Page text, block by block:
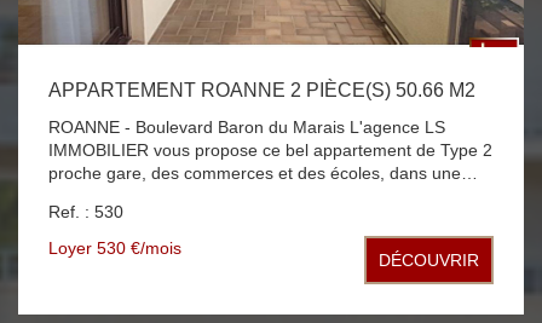
APPARTEMENT ROANNE 2 PIÈCE(S) 50.66 M2
ROANNE - Boulevard Baron du Marais L'agence LS
IMMOBILIER vous propose ce bel appartement de Type 2
proche gare, des commerces et des écoles, dans une
vidéophone. D'une surface habitable de 50 m², il se
compose d'une entrée avec placard, d'une cuisine
aménagée, d'un séjour et une chambre avec placard, le
tout donnant sur une grande et agréable terrasse de 21
m², une salle de bains un WC indépendant . Une cave et
Ref. : 530
Loyer 530 €/mois
DÉCOUVRIR